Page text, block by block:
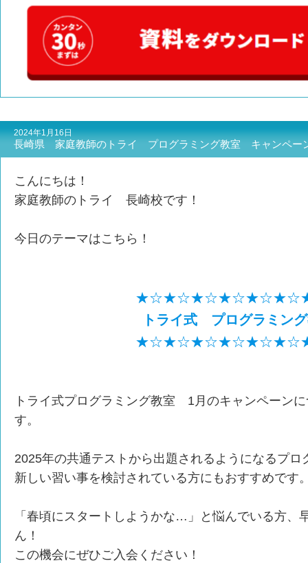
2024年1月16日
長崎県 家庭教師のトライ プログラミング教室 キャンペー
こんにちは！
家庭教師のトライ 長崎校です！
今日のテーマはこちら！
トライ式 プログラミン
トライ式プログラミング教室 1月のキャンペーン
す。
2025年の共通テストから出題されるようになるプロ
新しい習い事を検討されている方にもおすすめです
「春頃にスタートしようかな…」と悩んでいる方、
ん！
この機会にぜひご入会ください！